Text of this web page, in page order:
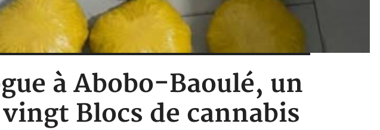
à Abobo-Baoulé, un
Blocs de cannabis